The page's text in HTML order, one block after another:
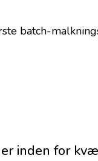
batch-
inden for